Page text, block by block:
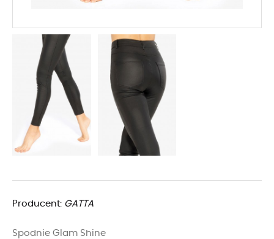
Producent: GATTA
Spodnie Glam Shine